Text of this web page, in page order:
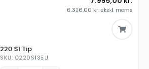
220 S1 Tip
SKU: 0220S135U
6.396,00 kr. ekskl. moms